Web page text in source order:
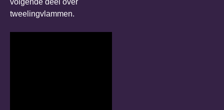
volgende deel over
tweelingvlammen.